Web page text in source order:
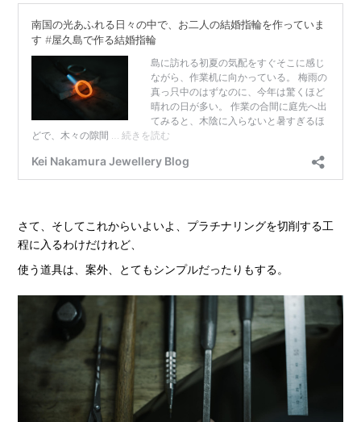
さて、そしてこれからいよいよ、プラチナリングを切削する工
程に入るわけだけれど、
使う道具は、案外、とてもシンプルだったりもする。